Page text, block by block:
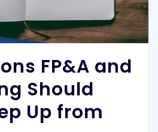
FP&A and
Should
Up from